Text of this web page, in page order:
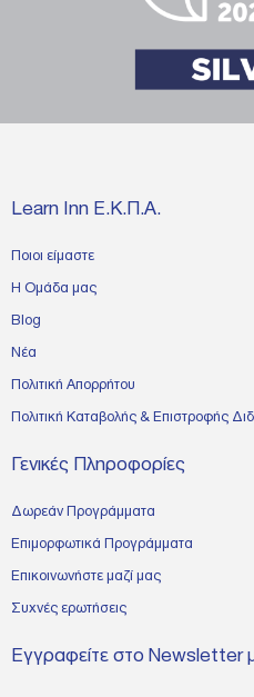
Learn Inn Ε.Κ.Π.Α.
Ποιοι είμαστε
Η Ομάδα μας
Blog
Νέα
Πολιτική Απορρήτου
Πολιτική Καταβολής & Επιστροφής
Γενικές Πληροφορίες
Δωρεάν Προγράμματα
Επιμορφωτικά Προγράμματα
Επικοινωνήστε μαζί μας
Συχνές ερωτήσεις
Εγγραφείτε στο Newsletter